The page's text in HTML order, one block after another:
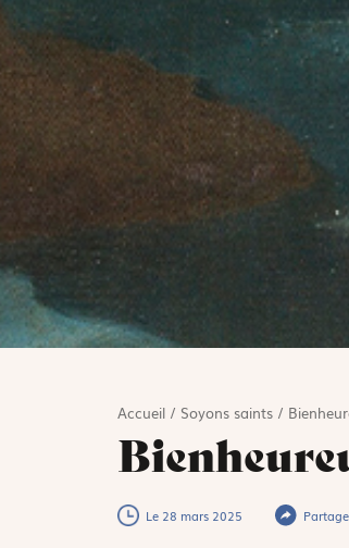
Accueil/ Soyons saints/
Le 28 mars 2025